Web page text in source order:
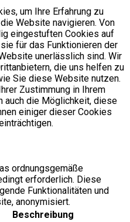
um Ihre Erfahrung zu
Website navigieren. Von
eingestuften Cookies auf
für das Funktionieren der
unerlässlich sind. Wir
die uns helfen zu
Sie diese Website nutzen.
Zustimmung in Ihrem
auch die Möglichkeit, diese
einiger dieser Cookies
ordnungsgemäße
erforderlich. Diese
Funktionalitäten und
anonymisiert.
Beschreibung